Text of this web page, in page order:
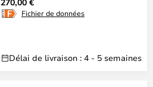
Fichier de données
Délai de livraison : 4 - 5 semaines